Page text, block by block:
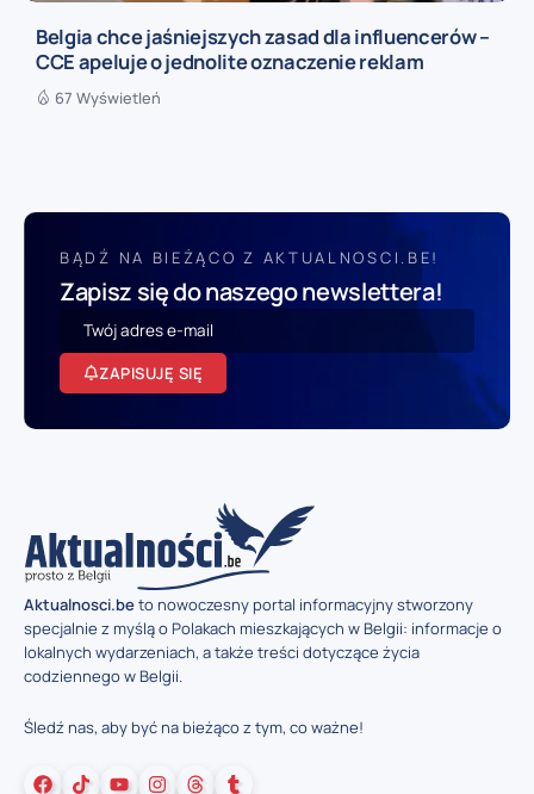
Belgia chce jaśniejszych zasad dla influencerów –
CCE apeluje o jednolite oznaczenie reklam
67 Wyświetleń
BĄDŹ NA BIEŻĄCO Z AKTUALNOSCI.BE!
Zapisz się do naszego newslettera!
ZAPISUJĘ SIĘ
Aktualnosci.beto nowoczesny portal informacyjny stworzony
specjalnie z myślą o Polakach mieszkających w Belgii: informacje o
lokalnych wydarzeniach, a także treści dotyczące życia
codziennego w Belgii.
Śledź nas, aby być na bieżąco z tym, co ważne!